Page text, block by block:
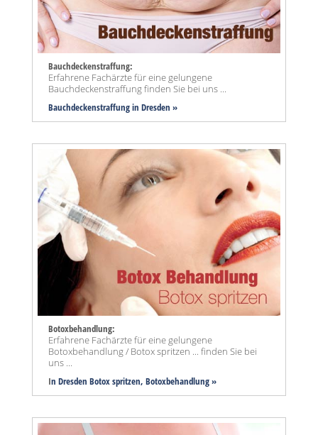
Bauchdeckenstraffung:
Erfahrene Fachärzte für eine gelungene
Bauchdeckenstraffung finden Sie bei uns ...
Bauchdeckenstraffungin Dresden »
Botoxbehandlung:
Erfahrene Fachärzte für eine gelungene
Botoxbehandlung / Botox spritzen ... finden Sie bei
uns ...
In Dresden Botox spritzen, Botoxbehandlung »